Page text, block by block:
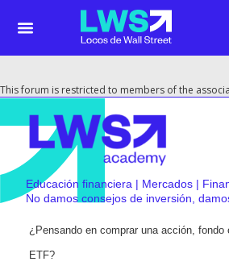
This forum is restricted to members of the
Educación financiera | Mercados |
No damos consejos de inversión,
¿Pensando en comprar una acción, fondo
ETF?